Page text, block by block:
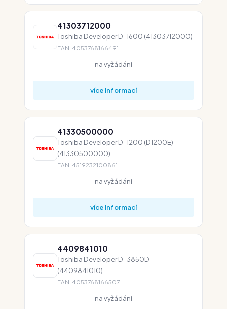
41303712000
Toshiba Developer D-1600 (41303712000)
EAN: 4053768166491
na vyžádání
více informací
41330500000
Toshiba Developer D-1200 (D1200E)
(41330500000)
EAN: 4519232100861
na vyžádání
více informací
4409841010
Toshiba Developer D-3850D
(4409841010)
EAN: 4053768166507
na vyžádání